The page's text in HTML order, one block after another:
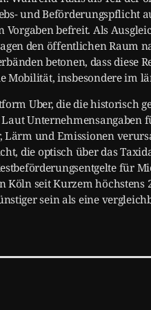
und Beförderungspflicht
Vorgaben befreit. Als
den öffentlichen Raum
betonen, dass diese
Mobilität, insbesondere im
Uber, die die historisch
Unternehmensangaben
und Emissionen
die optisch über das
für
seit Kurzem höchstens
sein als eine